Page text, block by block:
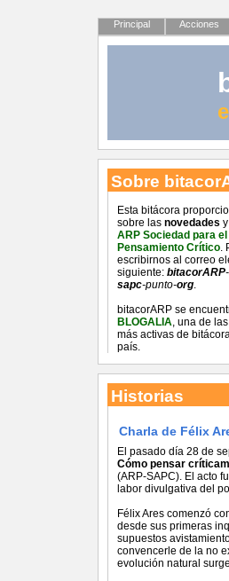
Principal Acciones
Sobre
Esta bitácora
sobre las novedades y
ARP Sociedad para
Pensamiento Crítico.
escribirnos al correo
siguiente: bitacorARP
sapc-punto-org.
bitacorARP se
BLOGALIA, una de
más activas de
país.
Historias
Charla de Félix
El pasado día 28 de
Cómo pensar
(ARP-SAPC). El acto
labor divulgativa del
Félix Ares comenzó
desde sus primeras
supuestos
convencerle de la no
evolución natural